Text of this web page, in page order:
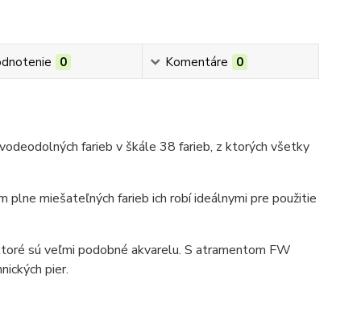
0 Komentáre 0
farieb v škále 38 farieb, z ktorých všetky
miešateľných farieb ich robí ideálnymi pre použitie
sú veľmi podobné akvarelu. S atramentom FW
pier.